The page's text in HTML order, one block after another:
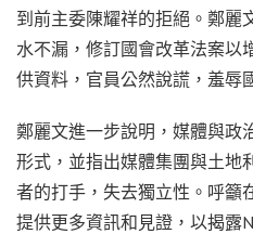
到前主委陳耀祥的拒絕。鄭麗
水不漏，修訂國會改革法案以
供資料，官員公然說謊，羞辱
鄭麗文進一步說明，媒體與政
形式，並指出媒體集團與土地
者的打手，失去獨立性。呼籲
提供更多資訊和見證，以揭露